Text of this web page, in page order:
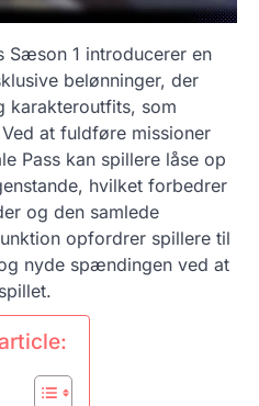
Sæson 1 introducerer en
belønninger, der
karakteroutfits, som
at fuldføre missioner
Pass kan spillere låse op
hvilket forbedrer
og den samlede
opfordrer spillere til
nyde spændingen ved at